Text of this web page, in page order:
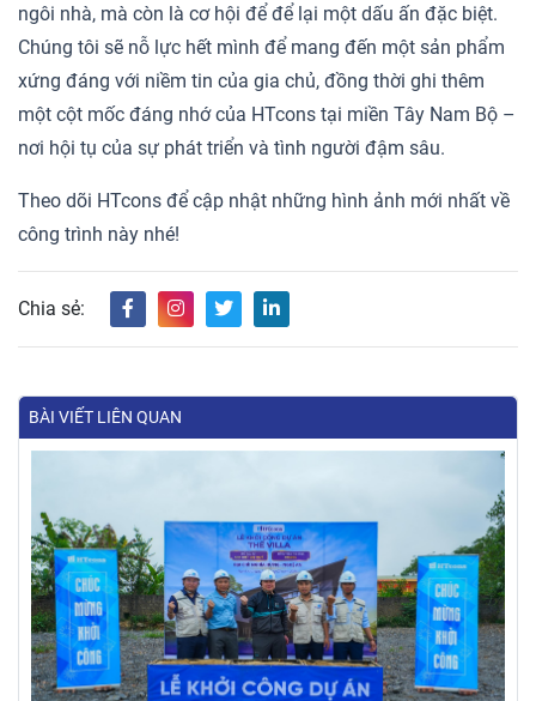
ngôi nhà, mà còn là cơ hội để để lại một dấu ấn đặc biệt.
Chúng tôi sẽ nỗ lực hết mình để mang đến một sản phẩm
xứng đáng với niềm tin của gia chủ, đồng thời ghi thêm
một cột mốc đáng nhớ của HTcons tại miền Tây Nam Bộ –
nơi hội tụ của sự phát triển và tình người đậm sâu.
Theo dõi HTcons để cập nhật những hình ảnh mới nhất về
công trình này nhé!
Chia sẻ:
BÀI VIẾT LIÊN QUAN